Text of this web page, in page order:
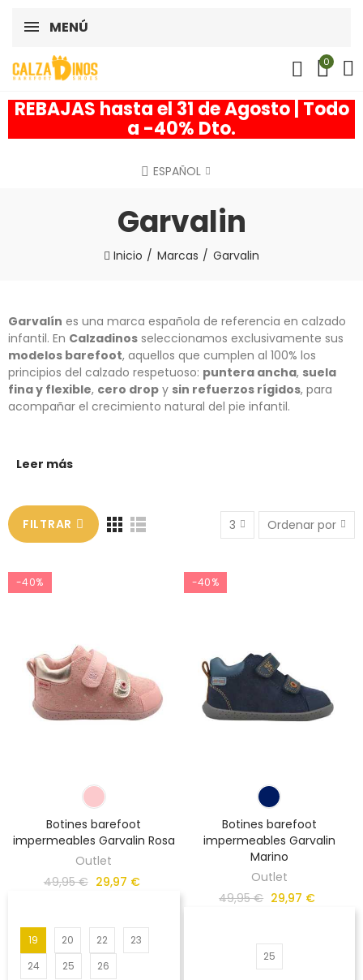
MENÚ
0
REBAJAS hasta el 31 de Agosto | Todo
a -40% Dto.
ESPAÑOL
Garvalin
Inicio Marcas Garvalin
Garvalín es una marca española de referencia en calzado
infantil. En Calzadinos seleccionamos exclusivamente sus
modelos barefoot, aquellos que cumplen al 100% los
principios del calzado respetuoso: puntera ancha, suela
fina y flexible, cero drop y sin refuerzos rígidos, para
acompañar el crecimiento natural del pie infantil.
Leer más
FILTRAR 3 Ordenar por
-40%
Botines barefoot
impermeables Garvalin Rosa
Outlet
49,95 € 29,97 €
19 20 22
23
24
25 26
-40%
Botines barefoot
impermeables Garvalin
Marino
Outlet
49,95 € 29,97 €
25